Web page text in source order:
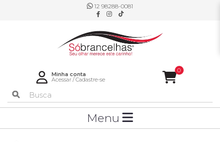
12 98288-0081
Minha conta
Acessar/Cadastre-se
0
Menu